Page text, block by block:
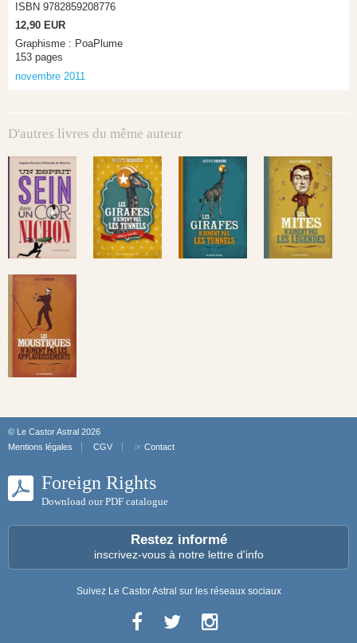
ISBN 9782859208776
12,90 EUR
Graphisme : PoaPlume
153 pages
novembre 2011
D'autres livres du même auteur
© Le Castor Astral 2026
Mentions légales
CGV ☞ Contact
Foreign Rights
Download our PDF catalogue
Restez informé
inscrivez-vous à notre lettre d'info
Suivez Le Castor Astral sur les réseaux sociaux